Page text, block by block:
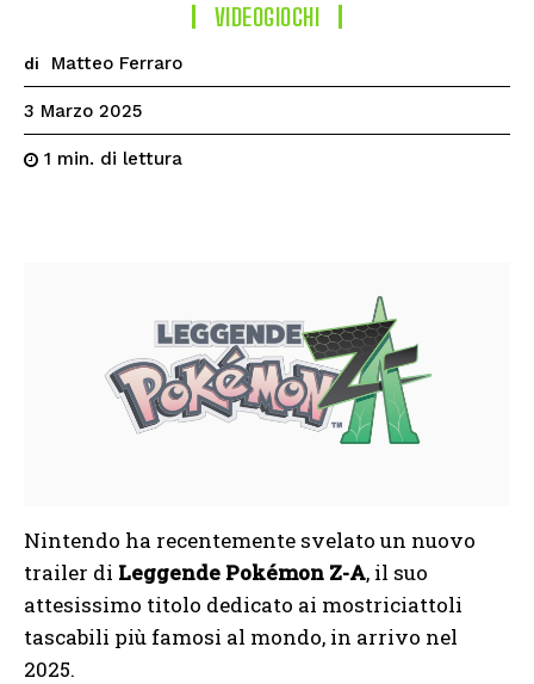
VIDEOGIOCHI
di Matteo Ferraro
3 Marzo 2025
1 min. di lettura
Nintendo ha recentemente svelato un nuovo
trailer di Leggende Pokémon Z-A, il suo
attesissimo titolo dedicato ai mostriciattoli
tascabili più famosi al mondo, in arrivo nel
2025.